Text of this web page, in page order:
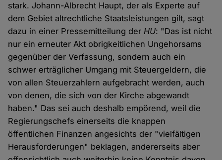
stark. Johann-Albrecht Haupt, der als Experte auf
dem Gebiet altrechtliche Staatsleistungen gilt, sagt
dazu in einer Pressemitteilung derHU: "Das ist nicht
nur ein erneuter Akt obrigkeitlichen Ungehorsams
gegenüber der Verfassung, sondern auch ein
schwer erträglicher Umgang mit Steuergeldern, die
von allen Steuerzahlern aufgebracht werden, auch
von denen, die sich von der Kirche abgewandt
haben." Das sei auch deshalb empörend, weil die
Regierungschefs einerseits die knappen
öffentlichen Finanzen angesichts der "vielfältigen
Herausforderungen" beklagen, andererseits aber